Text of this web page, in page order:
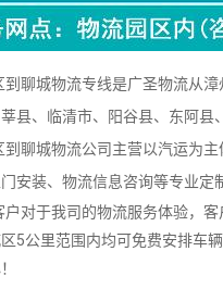
聊城物流专线是广圣物流从漳
县、临清市、阳谷县、东阿县
聊城物流公司主营以汽运为主
安装、物流信息咨询等专业定
对于我司的物流服务体验，客
5公里范围内均可免费安排车